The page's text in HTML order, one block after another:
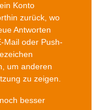
Konto
zurück, wo
Antworten
Mail oder Push-
um anderen
zu zeigen.
besser